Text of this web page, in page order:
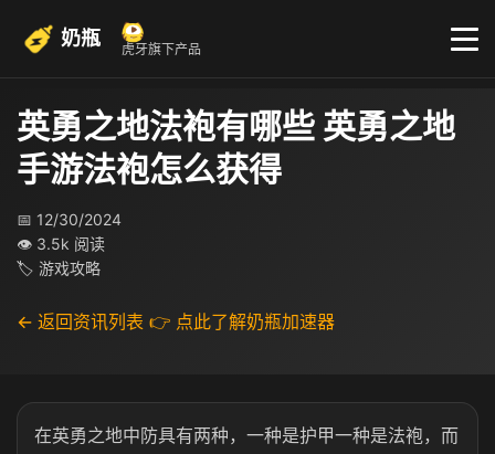
奶瓶 虎牙旗下产品
英勇之地法袍有哪些 英勇之地
手游法袍怎么获得
📅 12/30/2024
👁 3.5k 阅读
🏷 游戏攻略
← 返回资讯列表 👉 点此了解奶瓶加速器
在英勇之地中防具有两种，一种是护甲一种是法袍，而